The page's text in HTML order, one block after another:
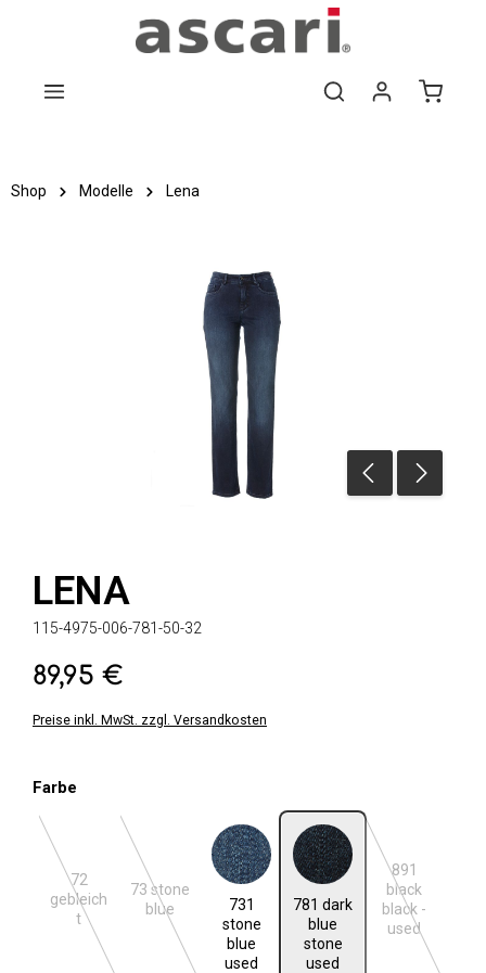
Zum Hauptinhalt springen
Shop Modelle Lena
LENA
115-4975-006-781-50-32
Regulärer Preis:
89,95 €
Preise inkl. MwSt. zzgl. Versandkosten
Farbe
72
gebleich
t
(Diese Option ist zurzeit nicht verfügbar.)
73 stone
blue(Diese Option ist zurzeit nicht verfügbar.)
731
stone
blue
used
731 stone blue used781 dark
blue
stone
used
781 dark blue stone used
891
black
black -
used
(Diese